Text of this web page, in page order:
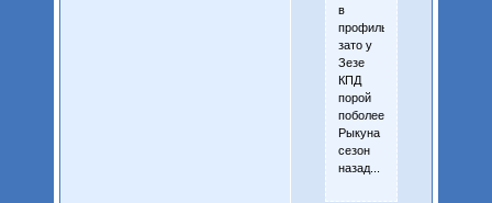
в
профиль,
зато у
Зезе
КПД
порой
поболее
Рыкуна
сезон
назад...